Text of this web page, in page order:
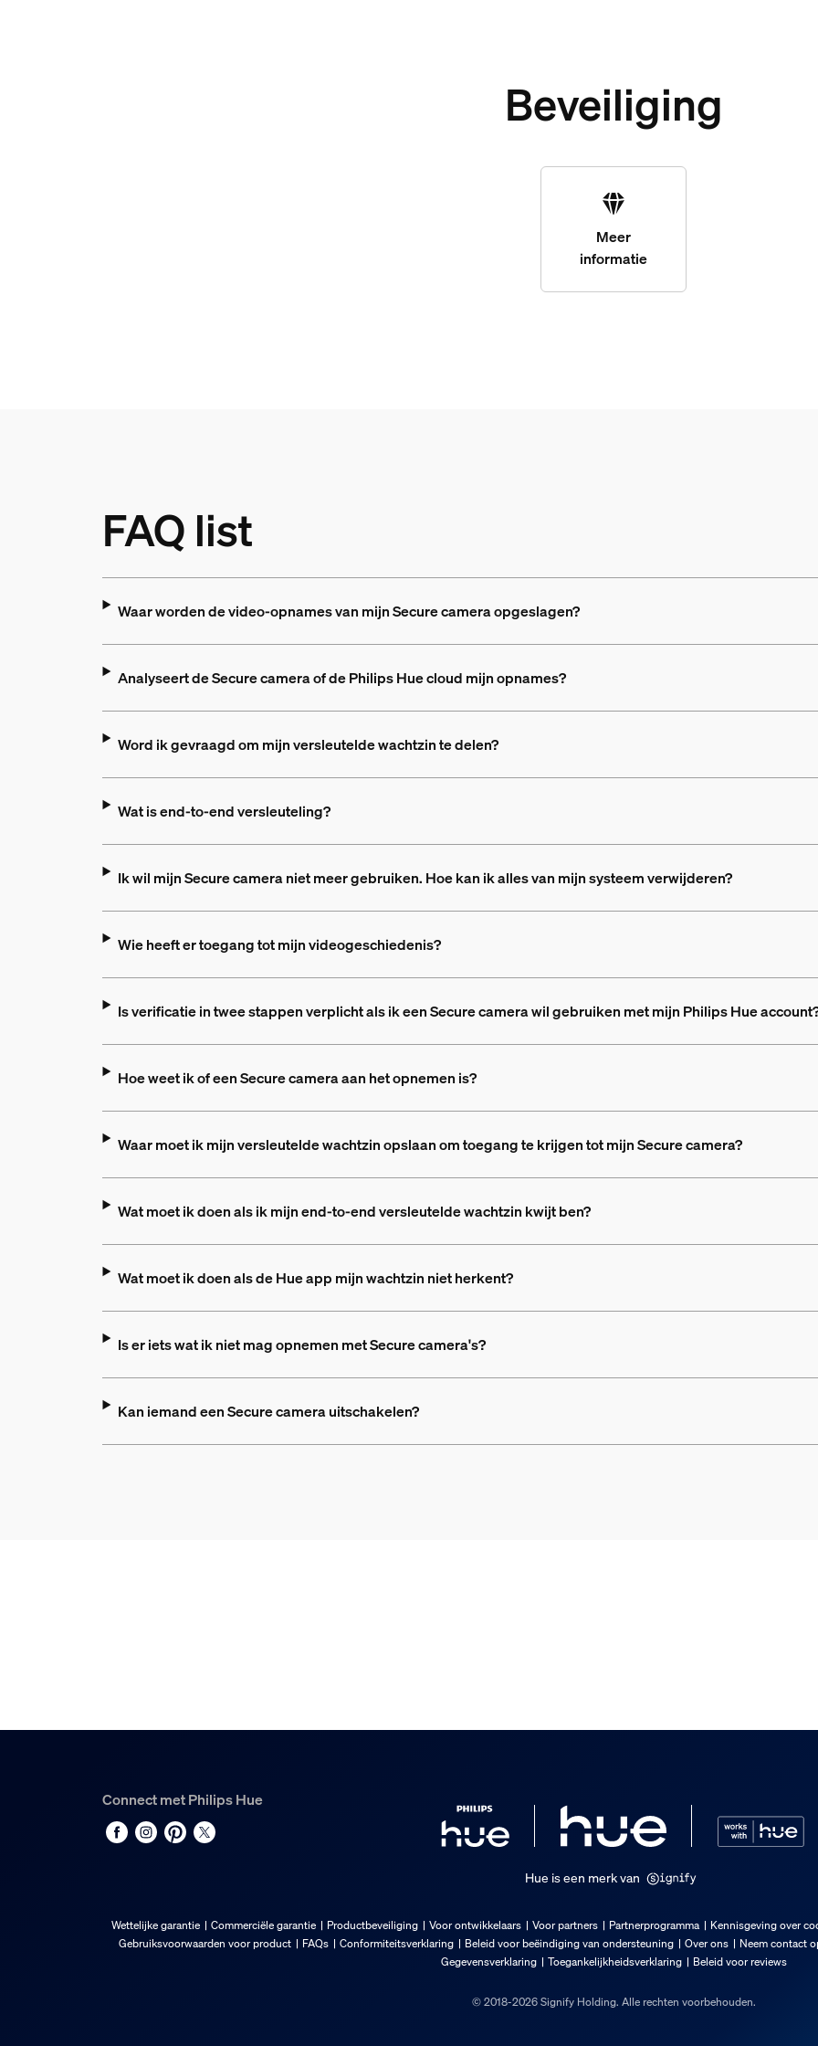
Beveiliging
Meer
informatie
FAQ list
Waar worden de video-opnames van mijn Secure camera opgeslagen?
Analyseert de Secure camera of de Philips Hue cloud mijn opnames?
Word ik gevraagd om mijn versleutelde wachtzin te delen?
Wat is end-to-end versleuteling?
Ik wil mijn Secure camera niet meer gebruiken. Hoe kan ik alles van mijn systeem verwijderen?
Wie heeft er toegang tot mijn videogeschiedenis?
Is verificatie in twee stappen verplicht als ik een Secure camera wil gebruiken met mijn Philips Hue
Hoe weet ik of een Secure camera aan het opnemen is?
Waar moet ik mijn versleutelde wachtzin opslaan om toegang te krijgen tot mijn Secure camera?
Wat moet ik doen als ik mijn end-to-end versleutelde wachtzin kwijt ben?
Wat moet ik doen als de Hue app mijn wachtzin niet herkent?
Is er iets wat ik niet mag opnemen met Secure camera's?
Kan iemand een Secure camera uitschakelen?
Connect met Philips Hue
Hue is een merk van
Wettelijke garantie Commerciële garantie Productbeveiliging Voor ontwikkelaars Voor partners Partnerprogramma
Kennisgeving over
Gebruiksvoorwaarden voor product
FAQs Conformiteitsverklaring Beleid voor beëindiging van ondersteuning Over ons
Neem contact
Gegevensverklaring
Toegankelijkheidsverklaring Beleid voor reviews
© 2018-2026 Signify Holding. Alle rechten voorbehouden.